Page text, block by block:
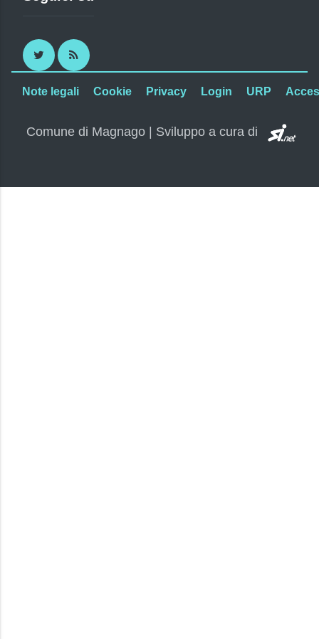
Twitter RSS
Note legali Cookie Privacy Login URP
Comune di Magnago | Sviluppo a cura di